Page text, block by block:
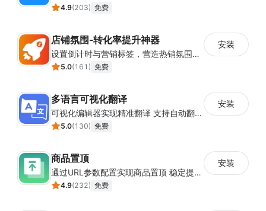
4.9(203) 免费
店铺氛围-转化率提升神器
设置倒计时与营销标签，营造热销氛围强化购买意愿，提升下单转化率
5.0(161 ) 免费
安装
多语言可视化翻译
可视化编辑器实现精准翻译 支持自动翻译与人工校对
5.0(130) 免费
安装
商品置顶
通过URL参数配置实现商品置顶 稳定提升目标商品曝光
4.9(232) 免费
安装